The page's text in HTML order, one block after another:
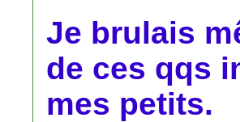
Je brulais
de ces qqs
mes petits.